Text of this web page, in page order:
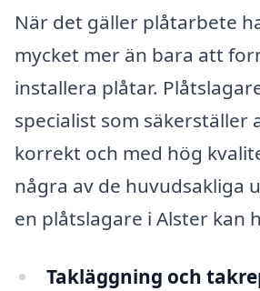
När det gäller plåtarbete
mycket mer än bara att
installera plåtar.
specialist som säkerställer
korrekt och med hög
några av de huvudsakliga
en plåtslagare i Alster kan
Takläggning och